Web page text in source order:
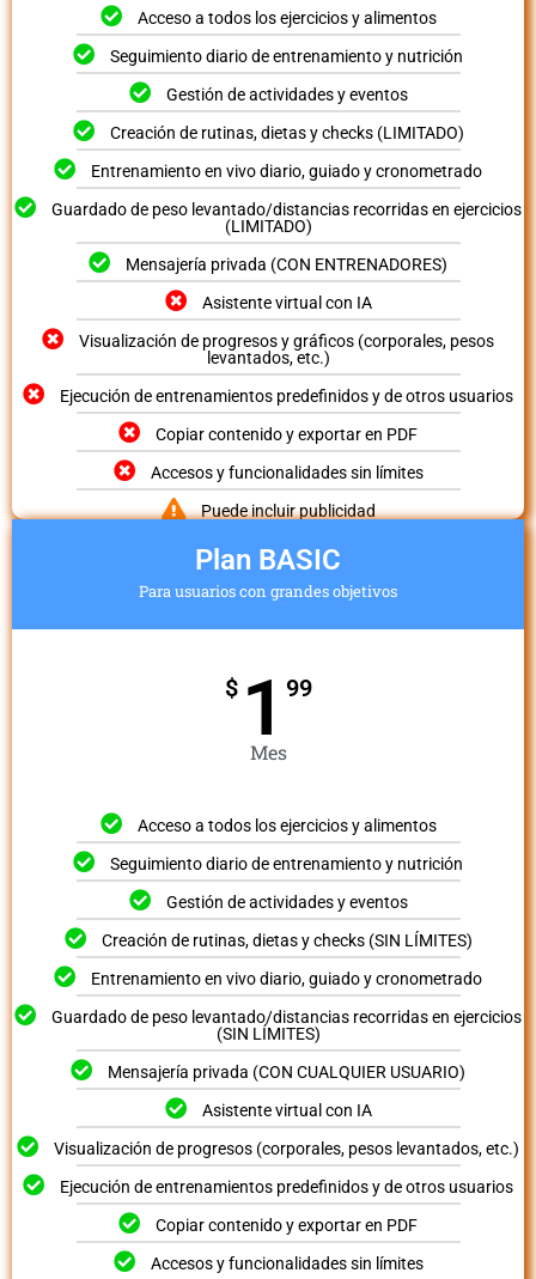
Acceso a todos los ejercicios y alimentos
Seguimiento diario de entrenamiento y nutrición
Gestión de actividades y eventos
Creación de rutinas, dietas y checks (LIMITADO)
Entrenamiento en vivo diario, guiado y cronometrado
Guardado de peso levantado/distancias recorridas en ejercicios
(LIMITADO)
Mensajería privada (CON ENTRENADORES)
Asistente virtual con IA
Visualización de progresos y gráficos (corporales, pesos
levantados, etc.)
Ejecución de entrenamientos predefinidos y de otros usuarios
Copiar contenido y exportar en PDF
Accesos y funcionalidades sin límites
Puede incluir publicidad
Plan BASIC
Para usuarios con grandes objetivos
$ 1 99
Mes
Acceso a todos los ejercicios y alimentos
Seguimiento diario de entrenamiento y nutrición
Gestión de actividades y eventos
Creación de rutinas, dietas y checks (SIN LÍMITES)
Entrenamiento en vivo diario, guiado y cronometrado
Guardado de peso levantado/distancias recorridas en ejercicios
(SIN LÍMITES)
Mensajería privada (CON CUALQUIER USUARIO)
Asistente virtual con IA
Visualización de progresos (corporales, pesos levantados, etc.)
Ejecución de entrenamientos predefinidos y de otros usuarios
Copiar contenido y exportar en PDF
Accesos y funcionalidades sin límites